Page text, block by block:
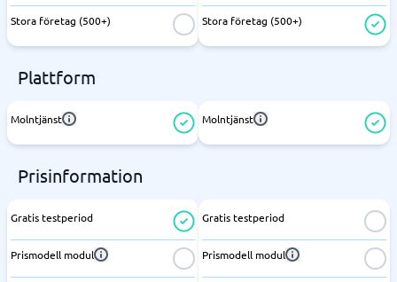
Stora företag (500+) Stora företag (500+)
Plattform
Molntjänst Molntjänst
Prisinformation
Gratis testperiod
Prismodell modul
Gratis testperiod
Prismodell modul